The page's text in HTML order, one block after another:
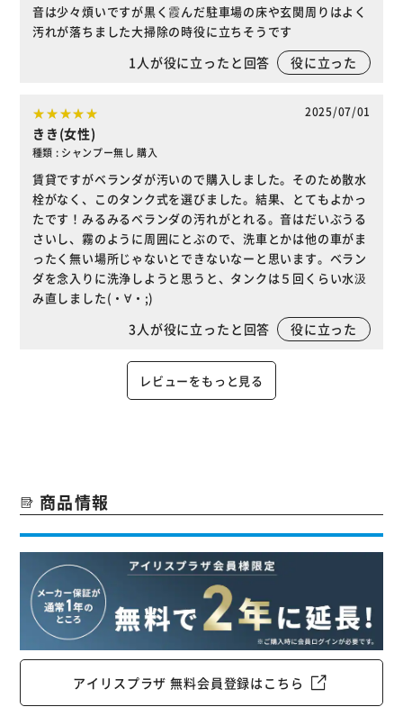
音は少々煩いですが黒く霞んだ駐車場の床や玄関周りはよく
汚れが落ちました大掃除の時役に立ちそうです
1 人が役に立ったと回答 役に立った
2025/07/01
きき(女性)
種類 : シャンプー無し 購入
賃貸ですがベランダが汚いので購入しました。そのため散水
栓がなく、このタンク式を選びました。結果、とてもよかっ
たです！みるみるベランダの汚れがとれる。音はだいぶうる
さいし、霧のように周囲にとぶので、洗車とかは他の車がま
ったく無い場所じゃないとできないなーと思います。ベラン
ダを念入りに洗浄しようと思うと、タンクは５回くらい水汲
み直しました(・∀・;)
3人が役に立ったと回答 役に立った
レビューをもっと見る
商品情報
アイリスプラザ 無料会員登録はこちら